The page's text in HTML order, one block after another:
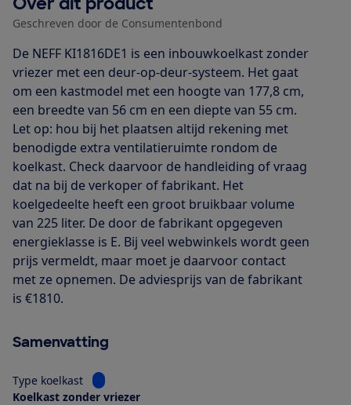
Geschreven door de Consumentenbond
De NEFF KI1816DE1 is een inbouwkoelkast zonder
vriezer met een deur-op-deur-systeem. Het gaat
om een kastmodel met een hoogte van 177,8 cm,
een breedte van 56 cm en een diepte van 55 cm.
Let op: hou bij het plaatsen altijd rekening met
benodigde extra ventilatieruimte rondom de
koelkast. Check daarvoor de handleiding of vraag
dat na bij de verkoper of fabrikant. Het
koelgedeelte heeft een groot bruikbaar volume
van 225 liter. De door de fabrikant opgegeven
energieklasse is E. Bij veel webwinkels wordt geen
prijs vermeldt, maar moet je daarvoor contact
met ze opnemen. De adviesprijs van de fabrikant
is €1810.
Samenvatting
Type koelkast
Bekijk informatie voor Type koelkast
Koelkast zonder vriezer